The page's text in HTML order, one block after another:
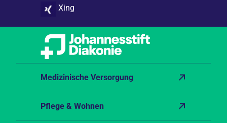
Xing
Medizinische Versorgung
Pflege & Wohnen